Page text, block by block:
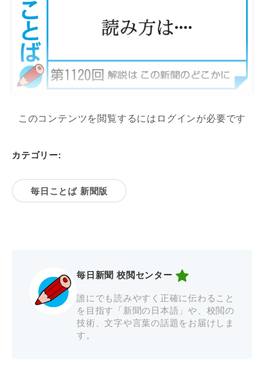
このコンテンツを閲覧するにはログインが必要です
カテゴリー:
毎日ことば 新聞版
毎日新聞 校閲センター
誰にでも読みやすく正確に伝わること
を目指す「新聞の日本語」や、校閲の
技術、文字や言葉の話題をお届けしま
す。